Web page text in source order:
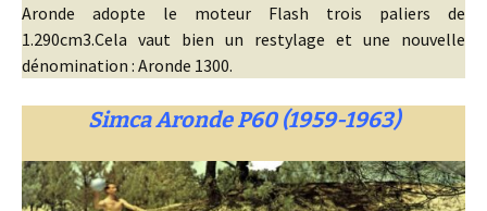
Aronde adopte le moteur Flash trois paliers de
1.290cm3.Cela vaut bien un restylage et une nouvelle
dénomination : Aronde 1300.
Simca Aronde P60 (1959-1963)